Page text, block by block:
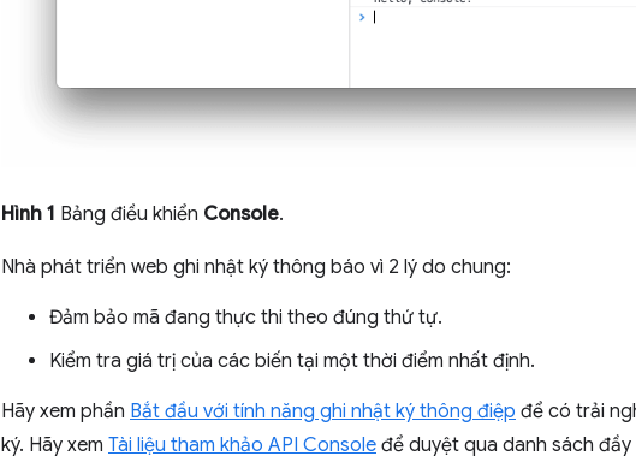
Hình 1 Bảng điều khiển Console.
Nhà phát triển web ghi nhật ký thông báo vì 2 lý do chung:
Đảm bảo mã đang thực thi theo đúng thứ tự.
Kiểm tra giá trị của các biến tại một thời điểm nhất định.
Hãy xem phần Bắt đầu với tính năng ghi nhật ký thông điệp để có trải
ký. Hãy xem Tài liệu tham khảo API Console để duyệt qua danh sách